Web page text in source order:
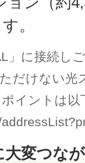
。
」に接続し
だけない
イントは
大変つな